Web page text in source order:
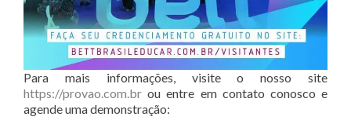
Para mais informações, visite o nosso site
https://provao.com.brou entre em contato conosco e
agende uma demonstração: